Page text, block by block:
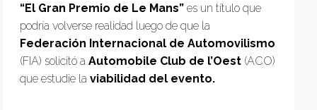
“El Gran Premio de Le Mans” es un título que
podría volverse realidad luego de que la
Federación Internacional de Automovilismo
(FIA) solicitó a Automobile Club de l’Oest (ACO)
que estudie la viabilidad del evento.